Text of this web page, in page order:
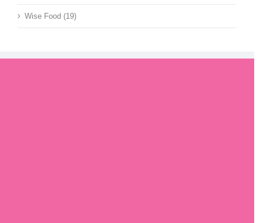
Wise Food (19)